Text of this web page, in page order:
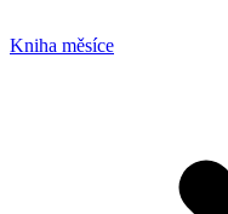
Kniha měsíce